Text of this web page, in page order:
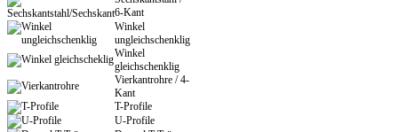
6-Kant
Winkel
ungleichschenklig
Winkel
gleichschenklig
Vierkantrohre / 4-
Kant
T-Profile
U-Profile